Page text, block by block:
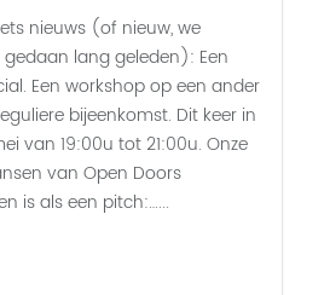
nieuws (of nieuw, we
lang geleden): Een
Een workshop op een ander
bijeenkomst. Dit keer in
van 19:00u tot 21:00u. Onze
van Open Doors
is als een pitch:…...